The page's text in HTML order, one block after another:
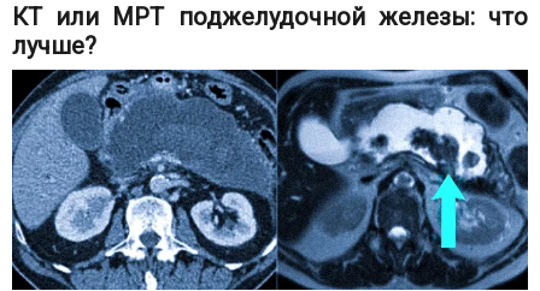
КТ или МРТ поджелудочной железы: что
лучше?